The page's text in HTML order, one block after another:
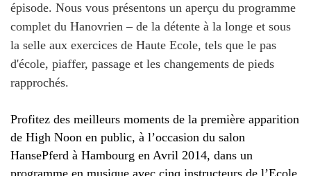
épisode. Nous vous présentons un aperçu du programme
complet du Hanovrien – de la détente à la longe et sous
la selle aux exercices de Haute Ecole, tels que le pas
d'école, piaffer, passage et les changements de pieds
rapprochés.
Profitez des meilleurs moments de la première apparition
de High Noon en public, à l’occasion du salon
HansePferd à Hambourg en Avril 2014, dans un
programme en musique avec cinq instructeurs de l’Ecole